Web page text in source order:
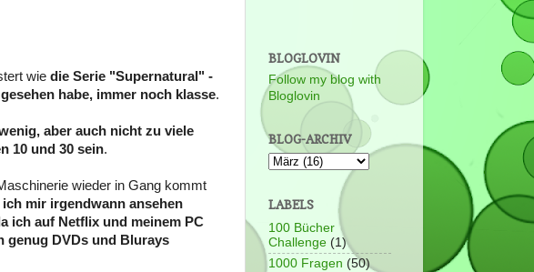
wie die Serie "Supernatural" -
habe, immer noch klasse.
aber auch nicht zu viele
10 und 30 sein.
wieder in Gang kommt
mir irgendwann ansehen
ich auf Netflix und meinem PC
genug DVDs und Blurays
BLOGLOVIN
Follow my blog with
Bloglovin
BLOG-ARCHIV
LABELS
100 Bücher
Challenge (1)
1000 Fragen (50)